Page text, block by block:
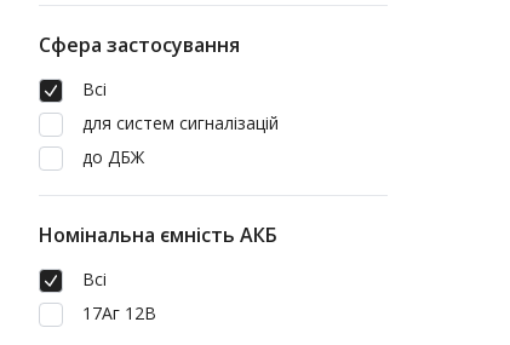
Сфера застосування
Всі
для систем сигналізацій
до ДБЖ
Номінальна ємність АКБ
Всі
17Аг 12В